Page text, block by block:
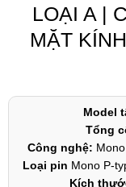
LOẠI A |
MẶT
Model
Tổng
Công nghệ:
Loại pin Mono P-
Kích